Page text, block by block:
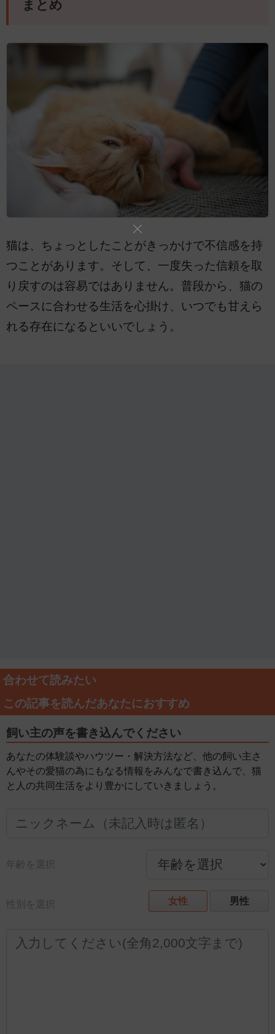
まとめ
猫は、ちょっとしたことがきっかけで不信感を持
つことがあります。そして、一度失った信頼を取
り戻すのは容易ではありません。普段から、猫の
ペースに合わせる生活を心掛け、いつでも甘えら
れる存在になるといいでしょう。
合わせて読みたい
この記事を読んだあなたにおすすめ
飼い主の声を書き込んでください
あなたの体験談やハウツー・解決方法など、他の飼い主さ
んやその愛猫の為にもなる情報をみんなで書き込んで、猫
と人の共同生活をより豊かにしていきましょう。
年齢を選択
性別を選択 女性 男性